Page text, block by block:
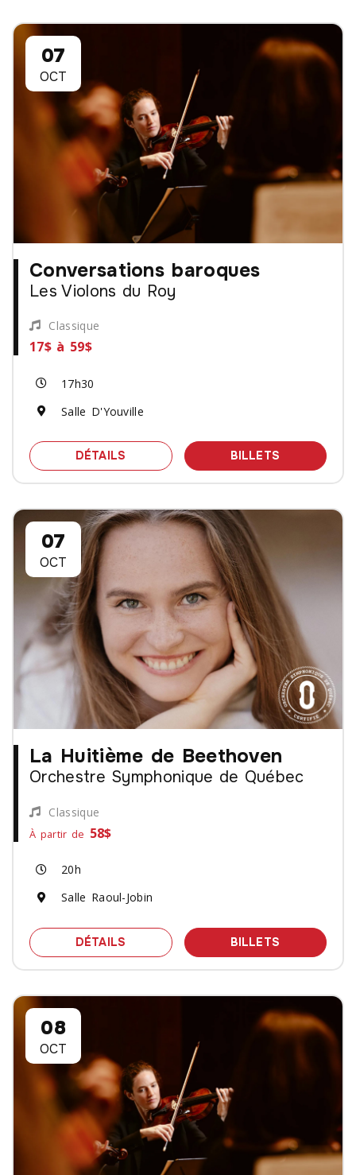
07
OCT
Conversations baroques
Les Violons du Roy
Classique
17$ à 59$
17h30
Salle D'Youville
DÉTAILS SPECTACLE CONVERSATIONS
BILLETS DES
07
OCT
La Huitième de Beethoven
Orchestre Symphonique de Québec
Classique
À partir de 58$
20h
Salle Raoul-Jobin
DÉTAILS SPECTACLE LA HUITIÈME DE
BILLETS DES
08
OCT